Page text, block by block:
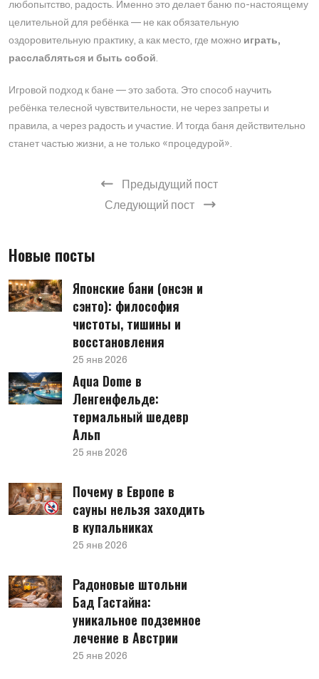
любопытство, радость. Именно это делает баню по-настоящему
целительной для ребёнка — не как обязательную
оздоровительную практику, а как место, где можно играть,
расслабляться и быть собой.
Игровой подход к бане — это забота. Это способ научить
ребёнка телесной чувствительности, не через запреты и
правила, а через радость и участие. И тогда баня действительно
станет частью жизни, а не только «процедурой».
Предыдущий пост
Следующий пост
Новые посты
Японские бани (онсэн и
сэнто): философия
чистоты, тишины и
восстановления
25 янв 2026
Aqua Dome в
Ленгенфельде:
термальный шедевр
Альп
25 янв 2026
Почему в Европе в
сауны нельзя заходить
в купальниках
25 янв 2026
Радоновые штольни
Бад Гастайна:
уникальное подземное
лечение в Австрии
25 янв 2026